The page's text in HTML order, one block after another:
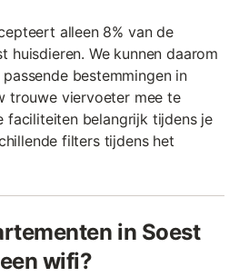
alleen 8% van de
huisdieren. We kunnen daarom
bestemmingen in
trouwe viervoeter mee te
faciliteiten belangrijk tijdens je
filters tijdens het
in Soest
wifi?